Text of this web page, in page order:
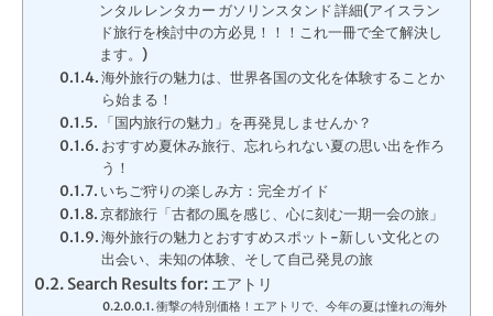
ンタル レンタカー ガソリンスタンド 詳細(アイスラン
ド旅行を検討中の方必見！！！これ一冊で全て解決し
ます。)
海外旅行の魅力は、世界各国の文化を体験することか
ら始まる！
「国内旅行の魅力」を再発見しませんか？
おすすめ夏休み旅行、忘れられない夏の思い出を作ろ
う！
いちご狩りの楽しみ方：完全ガイド
京都旅行「古都の風を感じ、心に刻む一期一会の旅」
海外旅行の魅力とおすすめスポット-新しい文化との
出会い、未知の体験、そして自己発見の旅
Search Results for: エアトリ
衝撃の特別価格！エアトリで、今年の夏は憧れの海外